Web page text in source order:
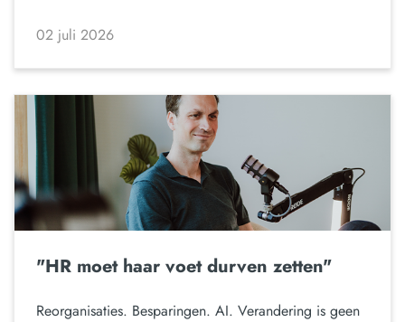
02 juli 2026
"HR moet haar voet durven zetten"
Reorganisaties. Besparingen. AI. Verandering is geen